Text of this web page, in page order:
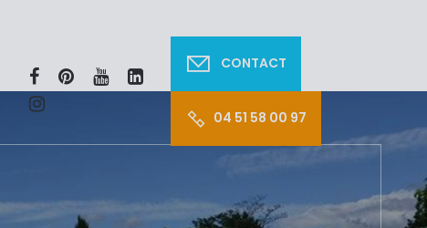
CONTACT
04 51 58 00 97